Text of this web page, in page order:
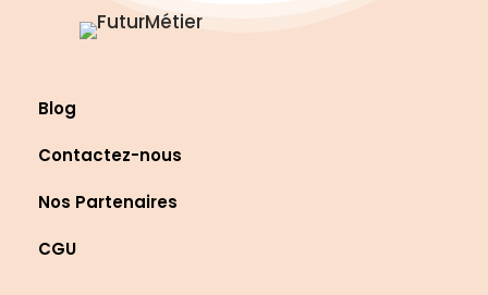
Blog
Contactez-nous
Nos Partenaires
CGU